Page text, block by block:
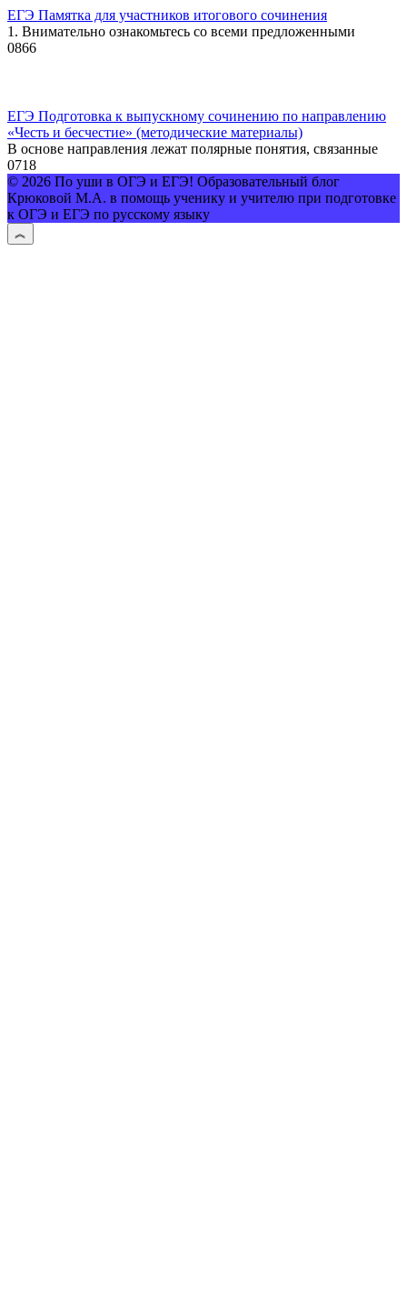
ЕГЭ Памятка для участников итогового сочинения
1. Внимательно ознакомьтесь со всеми предложенными
0866
ЕГЭ Подготовка к выпускному сочинению по направлению
«Честь и бесчестие» (методические материалы)
В основе направления лежат полярные понятия, связанные
0718
© 2026 По уши в ОГЭ и ЕГЭ! Образовательный блог
Крюковой М.А. в помощь ученику и учителю при подготовке
к ОГЭ и ЕГЭ по русскому языку